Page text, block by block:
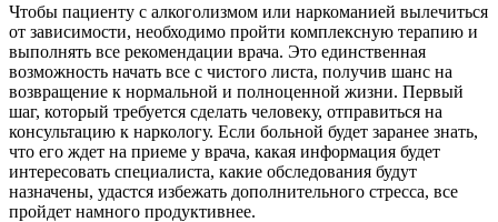
Чтобы пациенту с алкоголизмом или наркоманией вылечиться
от зависимости, необходимо пройти комплексную терапию и
выполнять все рекомендации врача. Это единственная
возможность начать все с чистого листа, получив шанс на
возвращение к нормальной и полноценной жизни. Первый
шаг, который требуется сделать человеку, отправиться на
консультацию к наркологу. Если больной будет заранее знать,
что его ждет на приеме у врача, какая информация будет
интересовать специалиста, какие обследования будут
назначены, удастся избежать дополнительного стресса, все
пройдет намного продуктивнее.